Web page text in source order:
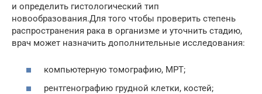
и определить гистологический тип
новообразования.Для того чтобы проверить степень
распространения рака в организме и уточнить стадию,
врач может назначить дополнительные исследования:
компьютерную томографию, МРТ;
рентгенографию грудной клетки, костей;